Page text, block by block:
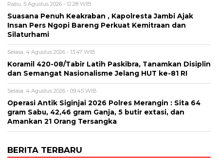
Rabu, 5 Agustus 2026 - 12:28 WIB
Suasana Penuh Keakraban , Kapolresta Jambi Ajak
Insan Pers Ngopi Bareng Perkuat Kemitraan dan
Silaturhami
Selasa, 4 Agustus 2026 - 13:47 WIB
Koramil 420-08/Tabir Latih Paskibra, Tanamkan Disiplin
dan Semangat Nasionalisme Jelang HUT ke-81 RI
Selasa, 4 Agustus 2026 - 09:45 WIB
Operasi Antik Siginjai 2026 Polres Merangin : Sita 64
gram Sabu, 42,46 gram Ganja, 5 butir extasi, dan
Amankan 21 Orang Tersangka
BERITA TERBARU